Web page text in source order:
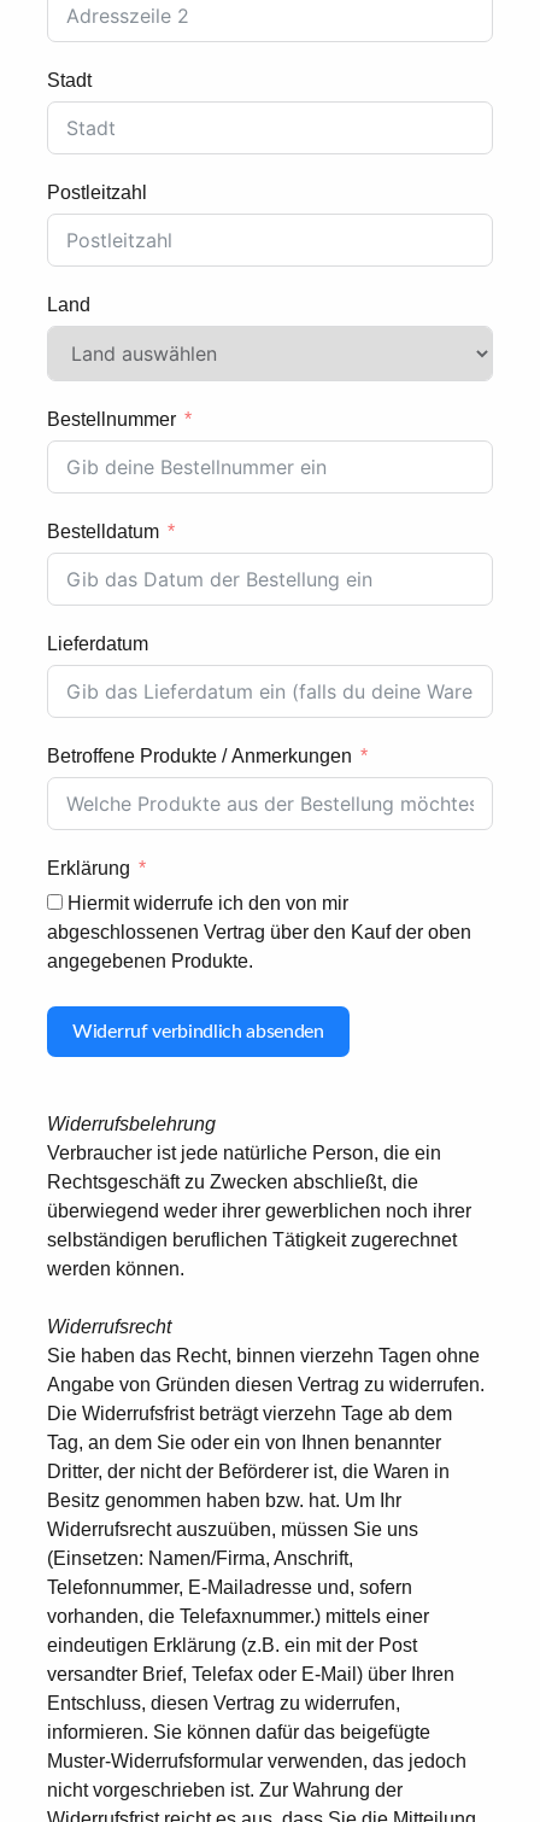
Stadt
Postleitzahl
Land
Bestellnummer
Bestelldatum
Lieferdatum
Betroffene Produkte / Anmerkungen
Erklärung
Hiermit widerrufe ich den von mir
abgeschlossenen Vertrag über den Kauf der oben
angegebenen Produkte.
Widerruf verbindlich absenden
Widerrufsbelehrung
Verbraucher ist jede natürliche Person, die ein
Rechtsgeschäft zu Zwecken abschließt, die
überwiegend weder ihrer gewerblichen noch ihrer
selbständigen beruflichen Tätigkeit zugerechnet
werden können.
Widerrufsrecht
Sie haben das Recht, binnen vierzehn Tagen ohne
Angabe von Gründen diesen Vertrag zu widerrufen.
Die Widerrufsfrist beträgt vierzehn Tage ab dem
Tag, an dem Sie oder ein von Ihnen benannter
Dritter, der nicht der Beförderer ist, die Waren in
Besitz genommen haben bzw. hat. Um Ihr
Widerrufsrecht auszuüben, müssen Sie uns
(Einsetzen: Namen/Firma, Anschrift,
Telefonnummer, E-Mailadresse und, sofern
vorhanden, die Telefaxnummer.) mittels einer
eindeutigen Erklärung (z.B. ein mit der Post
versandter Brief, Telefax oder E-Mail) über Ihren
Entschluss, diesen Vertrag zu widerrufen,
informieren. Sie können dafür das beigefügte
Muster-Widerrufsformular verwenden, das jedoch
nicht vorgeschrieben ist. Zur Wahrung der